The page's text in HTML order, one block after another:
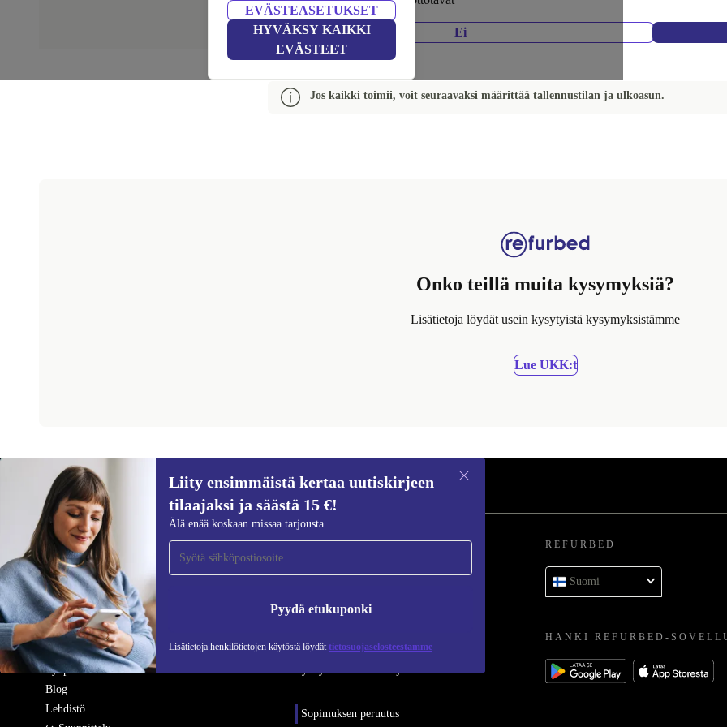
EVÄSTEASETUKSET
HYVÄKSY KAIKKI
EVÄSTEET
Ei
Jos kaikki toimii, voit seuraavaksi määrittää tallennustilan ja ulkoasun.
Onko teillä muita kysymyksiä?
Lisätietoja löydät usein kysytyistä kysymyksistämme
Lue UKK:t
Liity ensimmäistä kertaa uutiskirjeen
tilaajaksi ja säästä 15 €!
Älä enää koskaan missaa tarjousta
Pyydä etukuponki
Lisätietoja henkilötietojen käytöstä löydät tietosuojaselosteestamme
REFURBED SUOMI - RETHINK NEW.
YRITYS
Miksi refurbed
Kunnostusprosessi
Kestävyys
Laatu
Tietoa meistä
Työpaikat
Blog
Lehdistö
APUA
Usein kysytyt kysymykset
Palautus
Yhteystiedot
Sopimuksen peruutus
REFURBED
Suomi
HANKI REFURBED-